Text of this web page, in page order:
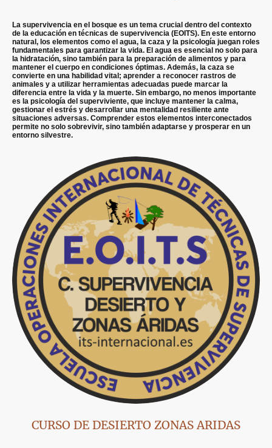
La supervivencia en el bosque es un tema crucial dentro del contexto
de la educación en técnicas de supervivencia (EOITS). En este entorno
natural, los elementos como el agua, la caza y la psicología juegan roles
fundamentales para garantizar la vida. El agua es esencial no solo para
la hidratación, sino también para la preparación de alimentos y para
mantener el cuerpo en condiciones óptimas. Además, la caza se
convierte en una habilidad vital; aprender a reconocer rastros de
animales y a utilizar herramientas adecuadas puede marcar la
diferencia entre la vida y la muerte. Sin embargo, no menos importante
es la psicología del superviviente, que incluye mantener la calma,
gestionar el estrés y desarrollar una mentalidad resiliente ante
situaciones adversas. Comprender estos elementos interconectados
permite no solo sobrevivir, sino también adaptarse y prosperar en un
entorno silvestre.
CURSO DE DESIERTO ZONAS ARIDAS